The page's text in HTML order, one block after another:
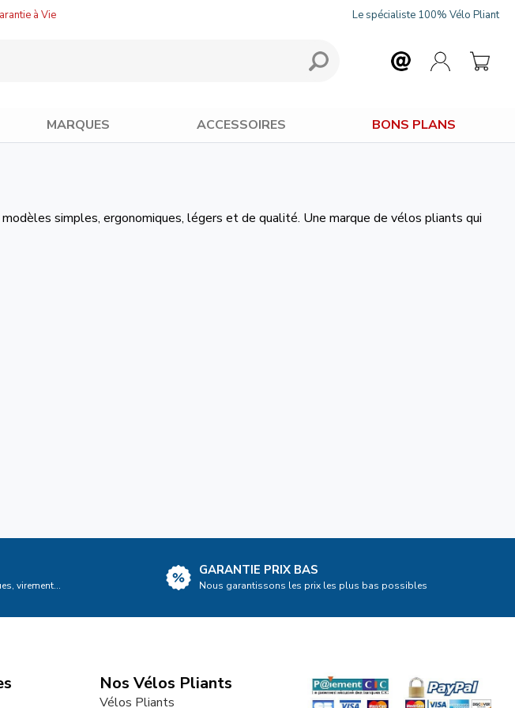
à Vie Le spécialiste 100% Vélo Pliant
MARQUES ACCESSOIRES BONS PLANS
simples, ergonomiques, légers et de qualité. Une marque de vélos pliants qui
virement...
GARANTIE PRIX BAS
Nous garantissons les prix les plus bas possibles
Nos Vélos Pliants
Vélos Pliants